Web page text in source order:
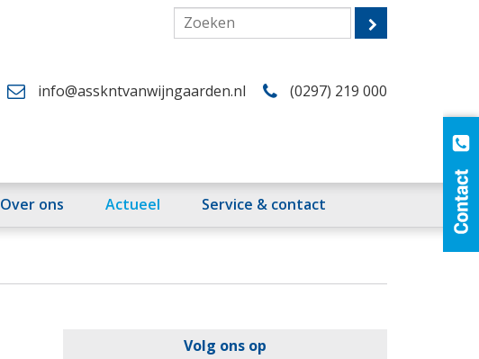
info@asskntvanwijngaarden.nl (0297) 219 000
Over ons Actueel Service & contact
Volg ons op